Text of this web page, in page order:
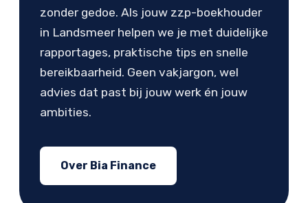
zonder gedoe. Als jouw zzp-boekhouder
in Landsmeer helpen we je met duidelijke
rapportages, praktische tips en snelle
bereikbaarheid. Geen vakjargon, wel
advies dat past bij jouw werk én jouw
ambities.
Over Bia Finance